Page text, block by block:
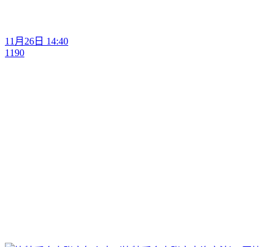
11月26日 14:40
1190